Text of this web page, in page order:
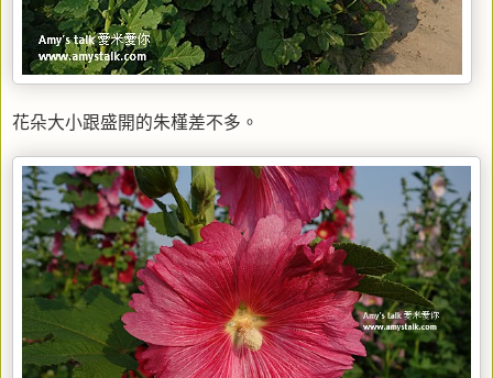
花朵大小跟盛開的朱槿差不多。